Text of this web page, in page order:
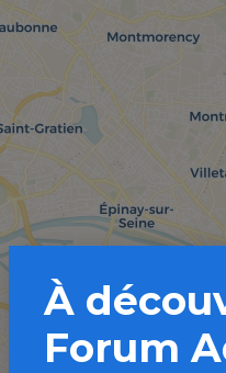
À
Forum